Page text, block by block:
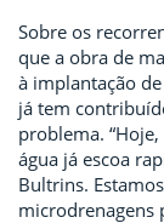
Sobre os
que a obra de
à implantação
já tem
problema.
água já escoa
Bultrins.
microdrenagens